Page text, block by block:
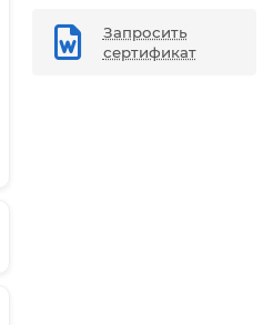
Запросить
сертификат